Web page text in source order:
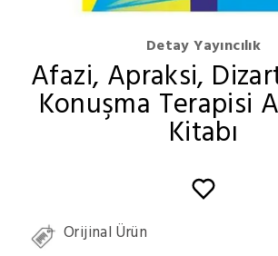
Detay Yayıncılık
Afazi, Apraksi,
Konuşma Terapisi
Kitabı
Orijinal Ürün